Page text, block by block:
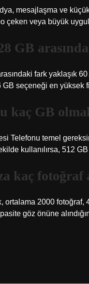
mesajlaşma ve
çeken veya büyük
GB
fark yaklaşık
seçeneği en yüksek
kaç GB
Telefonu temel
kullanılırsa, 512
kaç fotoğraf
ortalama 2000 fotoğraf,
göz önüne